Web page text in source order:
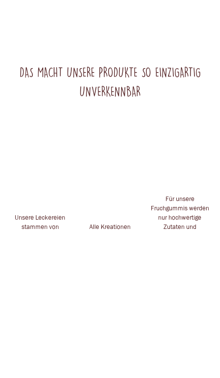
DAS MACHT UNSERE PRODUKTE SO EINZIGARTIG
UNVERKENNBAR
Unsere Leckereien
stammen von
Alle Kreationen
Für unsere
Fruchgummis werden
nur hochwertige
Zutaten und